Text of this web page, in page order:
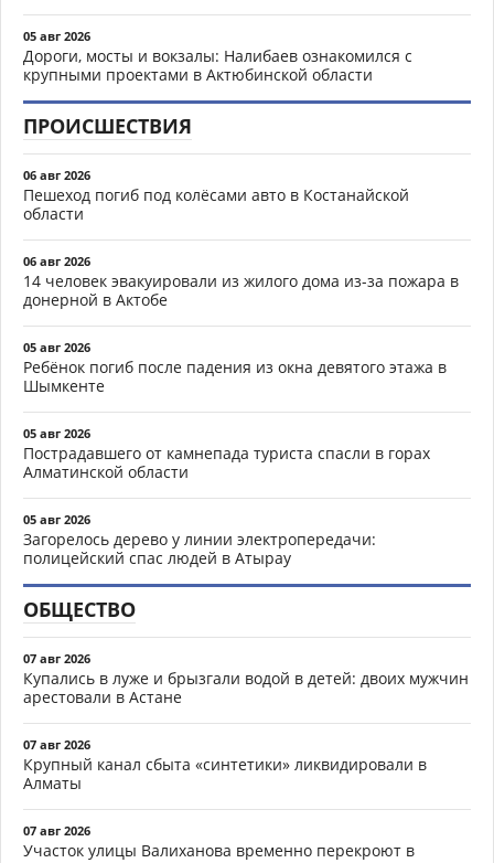
05 авг 2026
Дороги, мосты и вокзалы: Налибаев ознакомился с
крупными проектами в Актюбинской области
ПРОИСШЕСТВИЯ
06 авг 2026
Пешеход погиб под колёсами авто в Костанайской
области
06 авг 2026
14 человек эвакуировали из жилого дома из-за пожара в
донерной в Актобе
05 авг 2026
Ребёнок погиб после падения из окна девятого этажа в
Шымкенте
05 авг 2026
Пострадавшего от камнепада туриста спасли в горах
Алматинской области
05 авг 2026
Загорелось дерево у линии электропередачи:
полицейский спас людей в Атырау
ОБЩЕСТВО
07 авг 2026
Купались в луже и брызгали водой в детей: двоих мужчин
арестовали в Астане
07 авг 2026
Крупный канал сбыта «синтетики» ликвидировали в
Алматы
07 авг 2026
Участок улицы Валиханова временно перекроют в